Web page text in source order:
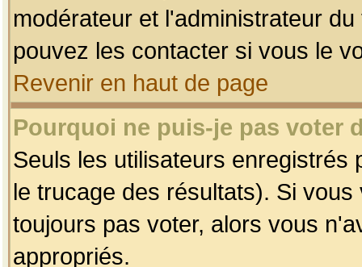
modérateur et l'administrateur
pouvez les contacter si vous le
Revenir en haut de page
Pourquoi ne puis-je pas voter
Seuls les utilisateurs enregistrés
le trucage des résultats). Si
toujours pas voter, alors vous
appropriés.